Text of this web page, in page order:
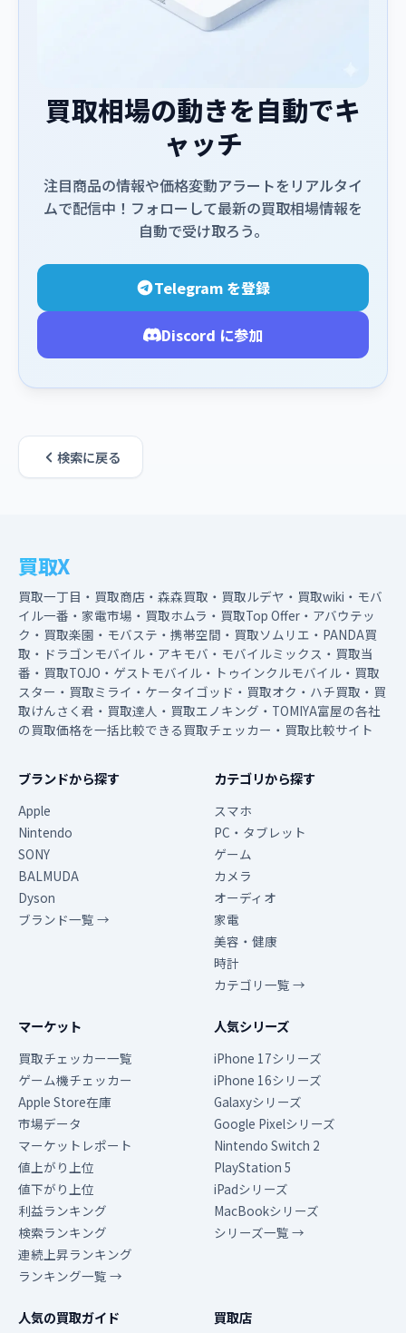
買取相場の動きを自動でキ
ャッチ
注目商品の情報や価格変動アラートをリアルタイ
ムで配信中！フォローして最新の買取相場情報を
自動で受け取ろう。
Telegram を登録
Discord に参加
検索に戻る
買取X
買取一丁目・買取商店・森森買取・買取ルデヤ・買取wiki・モバ
イル一番・家電市場・買取ホムラ・買取Top Offer・アバウテッ
ク・買取楽園・モバステ・携帯空間・買取ソムリエ・PANDA買
取・ドラゴンモバイル・アキモバ・モバイルミックス・買取当
番・買取TOJO・ゲストモバイル・トゥインクルモバイル・買取
スター・買取ミライ・ケータイゴッド・買取オク・ハチ買取・買
取けんさく君・買取達人・買取エノキング・TOMIYA富屋の各社
の買取価格を一括比較できる買取チェッカー・買取比較サイト
ブランドから探す
Apple
Nintendo
SONY
BALMUDA
Dyson
ブランド一覧 →
カテゴリから探す
スマホ
PC・タブレット
ゲーム
カメラ
オーディオ
家電
美容・健康
時計
カテゴリ一覧 →
マーケット
買取チェッカー一覧
ゲーム機チェッカー
Apple Store在庫
市場データ
マーケットレポート
値上がり上位
値下がり上位
利益ランキング
検索ランキング
連続上昇ランキング
ランキング一覧 →
人気シリーズ
iPhone 17シリーズ
iPhone 16シリーズ
Galaxyシリーズ
Google Pixelシリーズ
Nintendo Switch 2
PlayStation 5
iPadシリーズ
MacBookシリーズ
シリーズ一覧 →
人気の買取ガイド 買取店